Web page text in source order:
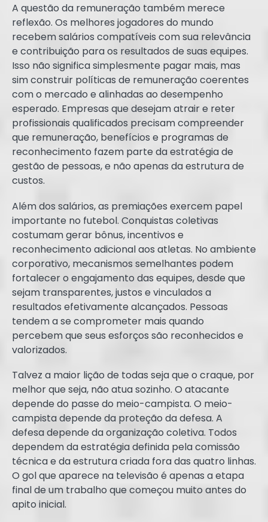
A questão da remuneração também merece
reflexão. Os melhores jogadores do mundo
recebem salários compatíveis com sua relevância
e contribuição para os resultados de suas equipes.
Isso não significa simplesmente pagar mais, mas
sim construir políticas de remuneração coerentes
com o mercado e alinhadas ao desempenho
esperado. Empresas que desejam atrair e reter
profissionais qualificados precisam compreender
que remuneração, benefícios e programas de
reconhecimento fazem parte da estratégia de
gestão de pessoas, e não apenas da estrutura de
custos.
Além dos salários, as premiações exercem papel
importante no futebol. Conquistas coletivas
costumam gerar bônus, incentivos e
reconhecimento adicional aos atletas. No ambiente
corporativo, mecanismos semelhantes podem
fortalecer o engajamento das equipes, desde que
sejam transparentes, justos e vinculados a
resultados efetivamente alcançados. Pessoas
tendem a se comprometer mais quando
percebem que seus esforços são reconhecidos e
valorizados.
Talvez a maior lição de todas seja que o craque, por
melhor que seja, não atua sozinho. O atacante
depende do passe do meio-campista. O meio-
campista depende da proteção da defesa. A
defesa depende da organização coletiva. Todos
dependem da estratégia definida pela comissão
técnica e da estrutura criada fora das quatro linhas.
O gol que aparece na televisão é apenas a etapa
final de um trabalho que começou muito antes do
apito inicial.